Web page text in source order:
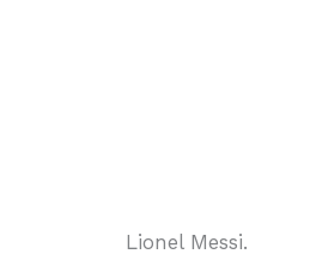
Lionel Messi.